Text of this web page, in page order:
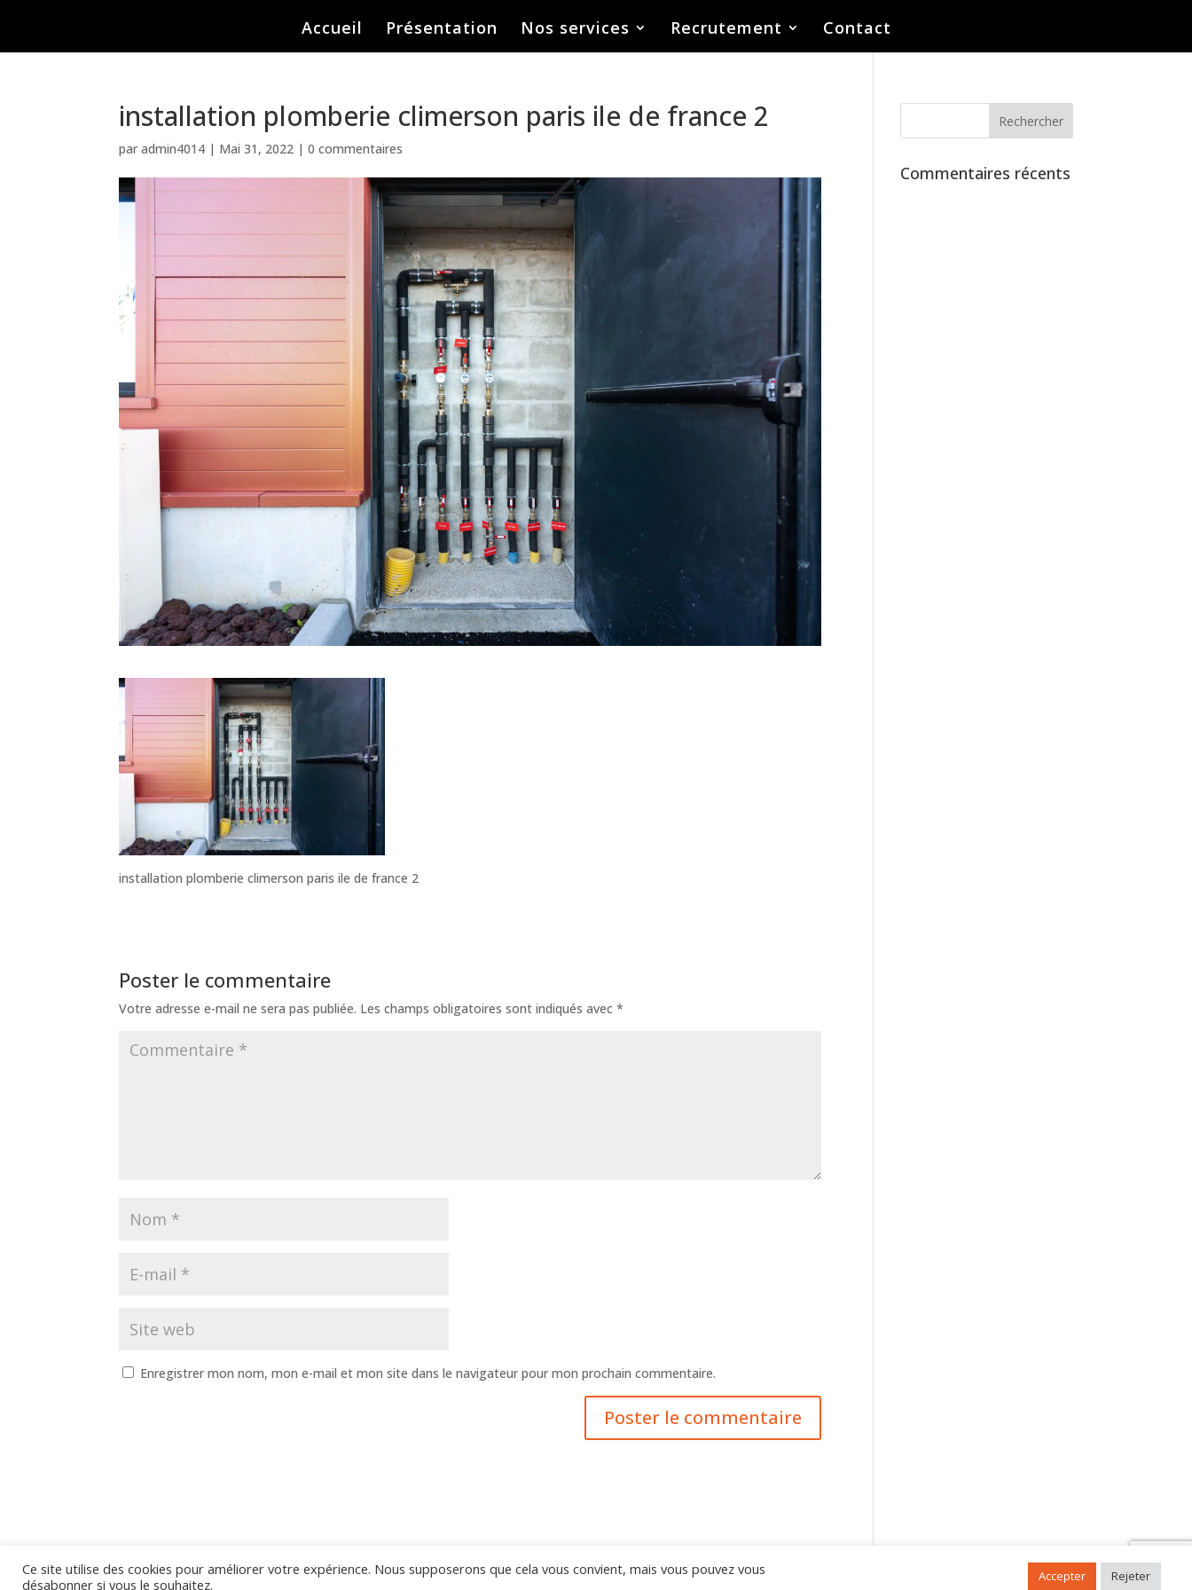
Accueil Présentation Nos services Recrutement Contact
installation plomberie climerson paris ile de france 2
paradmin4014 | Mai 31, 2022 |0 commentaires
installation plomberie climerson paris ile de france 2
Poster le commentaire
Votre adresse e-mail ne sera pas publiée. Les champs obligatoires sont indiqués avec*
Enregistrer mon nom, mon e-mail et mon site dans le navigateur pour mon prochain commentaire.
Commentaires récents
Site internet créé par l'Agence Web ACE 🚀 - Tous droits réservés. Mentions Légales © Juin 2022
Ce site utilise des cookies pour améliorer votre expérience. Nous supposerons que cela vous convient, mais vous pouvez vous
désabonner si vous le souhaitez.
Accepter Rejeter